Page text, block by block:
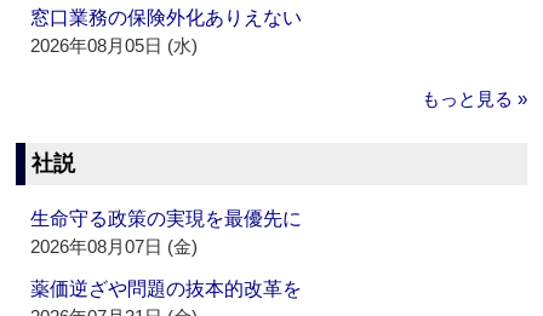
窓口業務の保険外化ありえない
2026年08月05日 (水)
もっと見る »
社説
生命守る政策の実現を最優先に
2026年08月07日 (金)
薬価逆ざや問題の抜本的改革を